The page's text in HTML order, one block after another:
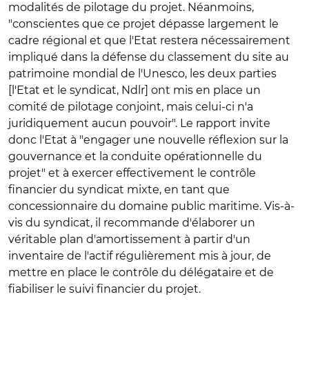
modalités de pilotage du projet. Néanmoins,
"conscientes que ce projet dépasse largement le
cadre régional et que l'Etat restera nécessairement
impliqué dans la défense du classement du site au
patrimoine mondial de l'Unesco, les deux parties
[l'Etat et le syndicat, Ndlr] ont mis en place un
comité de pilotage conjoint, mais celui-ci n'a
juridiquement aucun pouvoir". Le rapport invite
donc l'Etat à "engager une nouvelle réflexion sur la
gouvernance et la conduite opérationnelle du
projet" et à exercer effectivement le contrôle
financier du syndicat mixte, en tant que
concessionnaire du domaine public maritime. Vis-à-
vis du syndicat, il recommande d'élaborer un
véritable plan d'amortissement à partir d'un
inventaire de l'actif régulièrement mis à jour, de
mettre en place le contrôle du délégataire et de
fiabiliser le suivi financier du projet.